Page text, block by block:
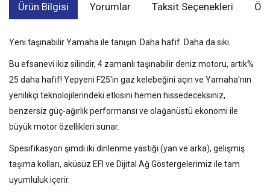
Ürün Bilgisi Yorumlar Taksit Seçenekleri
Yeni taşınabilir Yamaha ile tanışın. Daha hafif. Daha da sıkı.
Bu efsanevi ikiz silindir, 4 zamanlı taşınabilir deniz motoru, artık%
25 daha hafif! Yepyeni F25'in gaz kelebeğini açın ve Yamaha'nın
yenilikçi teknolojilerindeki etkisini hemen hissedeceksiniz,
benzersiz güç-ağırlık performansı ve olağanüstü ekonomi ile
büyük motor özellikleri sunar.
Spesifikasyon şimdi iki dinlenme yastığı (yan ve arka), gelişmiş
taşıma kolları, aküsüz EFI ve Dijital Ağ Göstergelerimiz ile tam
uyumluluk içerir.